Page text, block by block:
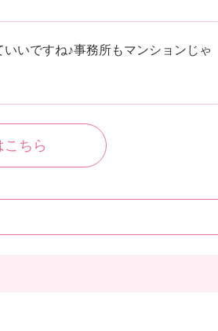
いですね♪事務所もマンションじゃ
ちら